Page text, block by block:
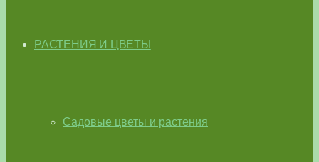
РАСТЕНИЯ И ЦВЕТЫ
Садовые цветы и растения